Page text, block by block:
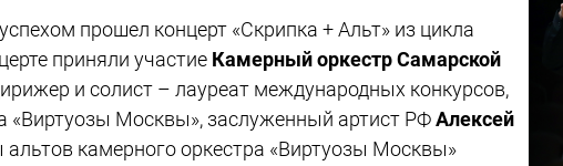
прошел концерт «Скрипка + Альт» из цикла
приняли участие Камерный оркестр Самарской
и солист – лауреат международных конкурсов,
«Виртуозы Москвы», заслуженный артист РФАлексей
альтов камерного оркестра «Виртуозы Москвы»